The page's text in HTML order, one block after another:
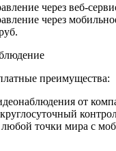
через веб-
через
преимущества:
от
точки мира с